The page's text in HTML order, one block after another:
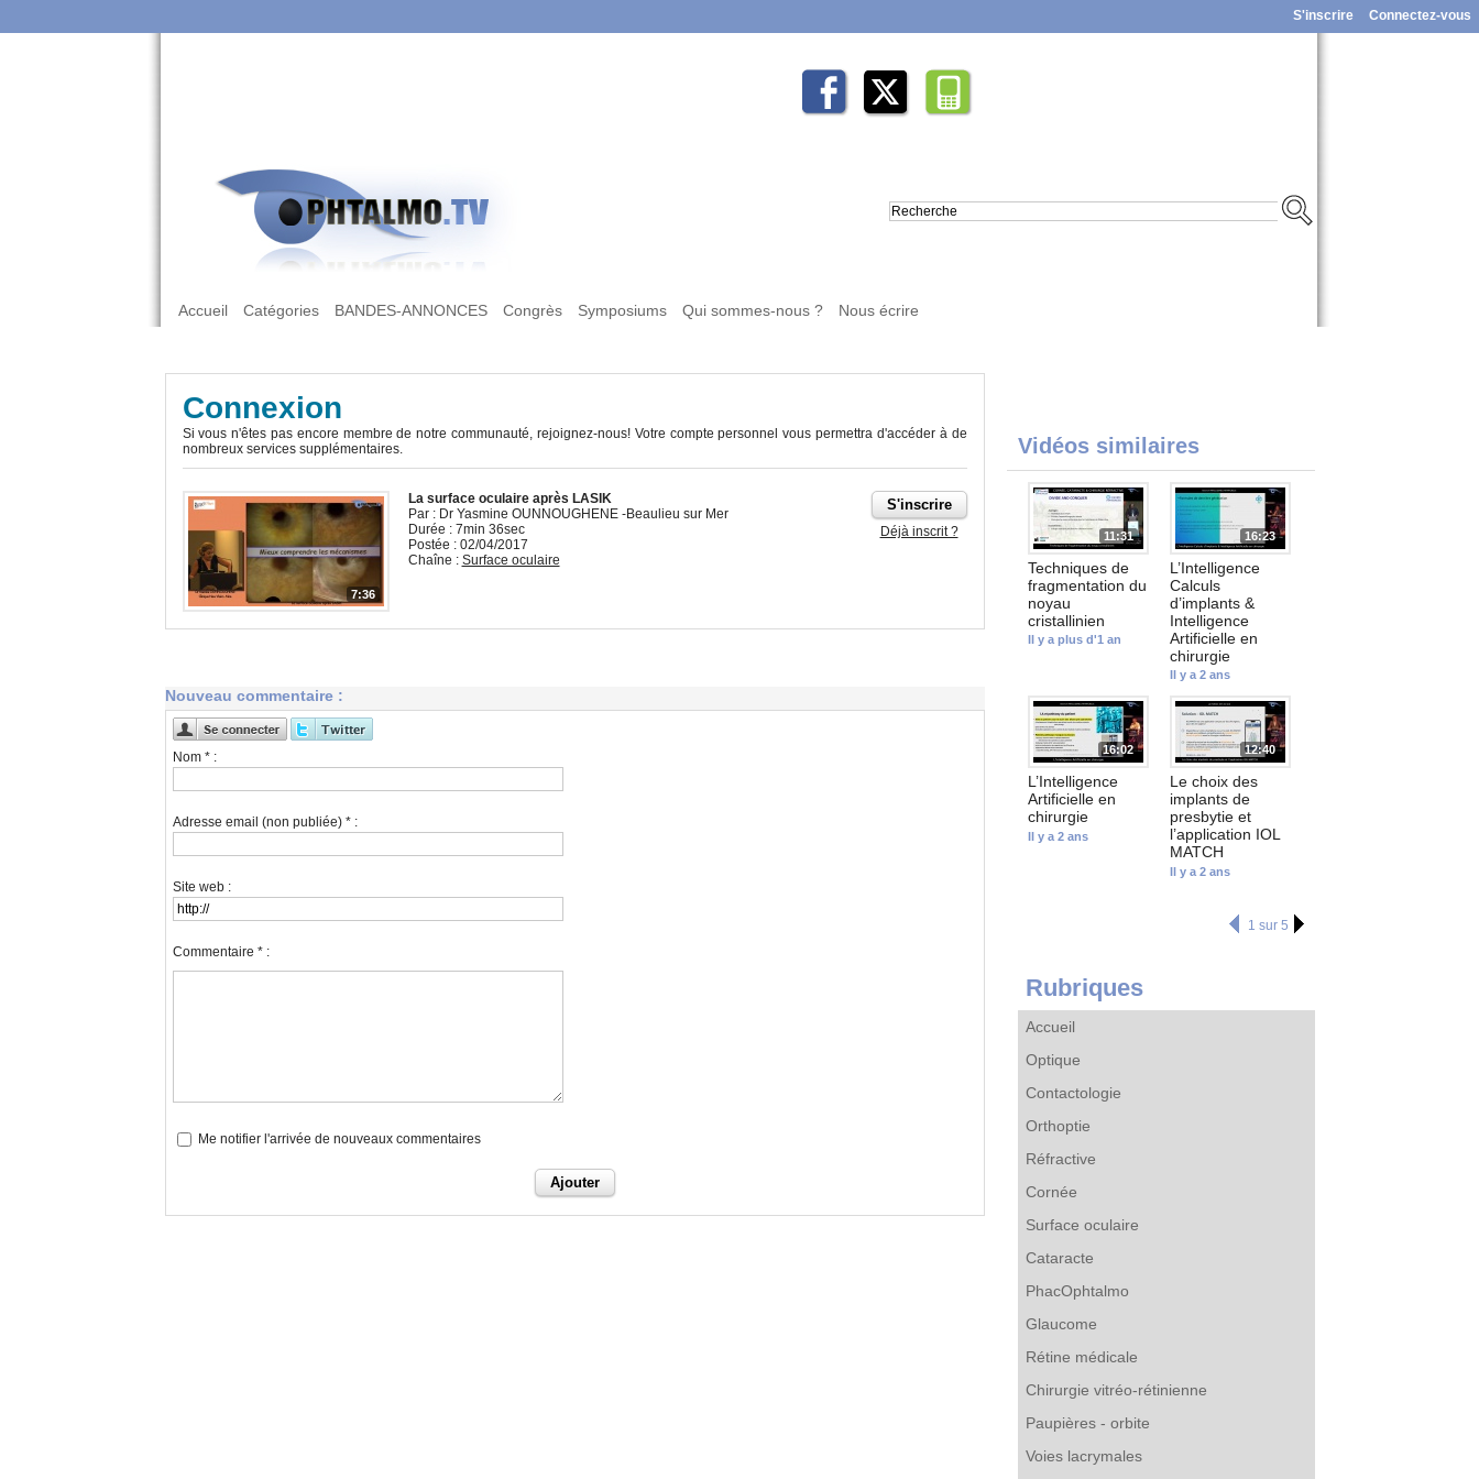
Connectez-vous
S'inscrire
Accueil Catégories BANDES-ANNONCES Congrès Symposiums Qui sommes-nous ? Nous écrire
Vidéos similaires
11:31
Techniques de
fragmentation du
noyau
cristallinien
Il y a plus d'1 an
16:23
L’Intelligence
Calculs
d’implants &
Intelligence
Artificielle en
chirurgie
Il y a 2 ans
16:02
L’Intelligence
Artificielle en
chirurgie
Il y a 2 ans
12:40
Le choix des
implants de
presbytie et
l’application IOL
MATCH
Il y a 2 ans
1 sur 5
Rubriques
Accueil
Optique
Contactologie
Orthoptie
Réfractive
Cornée
Surface oculaire
Cataracte
PhacOphtalmo
Glaucome
Rétine médicale
Chirurgie vitréo-rétinienne
Paupières - orbite
Voies lacrymales
Connexion
Si vous n'êtes pas encore membre de notre communauté, rejoignez-nous! Votre compte personnel vous permettra d'accéder à de
nombreux services supplémentaires.
Déjà inscrit ?
7:36
La surface oculaire après LASIK
Par : Dr Yasmine OUNNOUGHENE -Beaulieu sur Mer
Durée : 7min 36sec
Postée : 02/04/2017
Chaîne : Surface oculaire
Nouveau commentaire :
Nom * :
Adresse email (non publiée) * :
Site web :
Commentaire * :
Me notifier l'arrivée de nouveaux commentaires